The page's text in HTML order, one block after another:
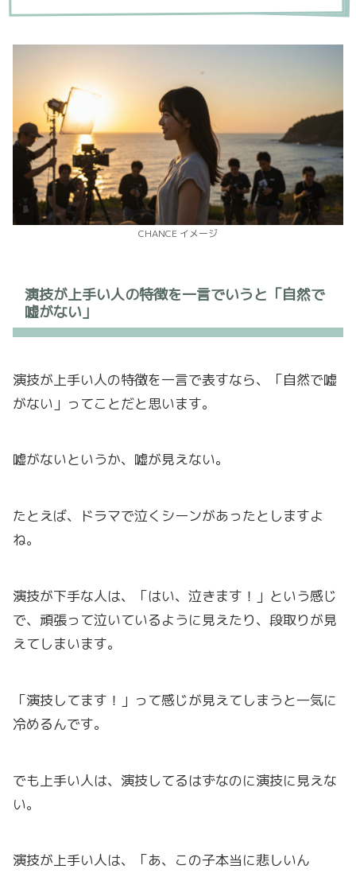
CHANCE イメージ
演技が上手い人の特徴を一言でいうと「自然で
嘘がない」
演技が上手い人の特徴を一言で表すなら、「自然で嘘
がない」ってことだと思います。
嘘がないというか、嘘が見えない。
たとえば、ドラマで泣くシーンがあったとしますよ
ね。
演技が下手な人は、「はい、泣きます！」という感じ
で、頑張って泣いているように見えたり、段取りが見
えてしまいます。
「演技してます！」って感じが見えてしまうと一気に
冷めるんです。
でも上手い人は、演技してるはずなのに演技に見えな
い。
演技が上手い人は、「あ、この子本当に悲しいん